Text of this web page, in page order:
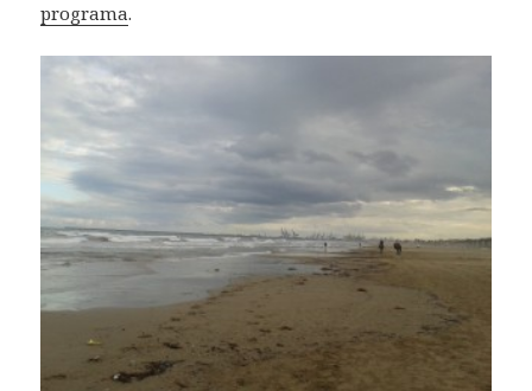
programa.